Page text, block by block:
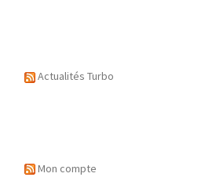
Actualités Turbo
Mon compte